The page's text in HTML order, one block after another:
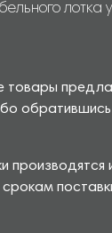
лотка
товары